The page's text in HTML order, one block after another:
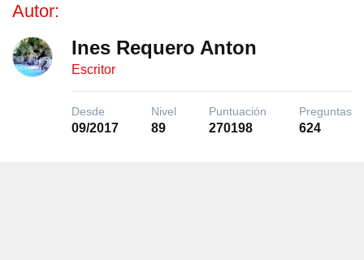
Autor:
Ines Requero Anton
Escritor
Desde
09/2017
Nivel
89
Puntuación
270198
Preguntas
624